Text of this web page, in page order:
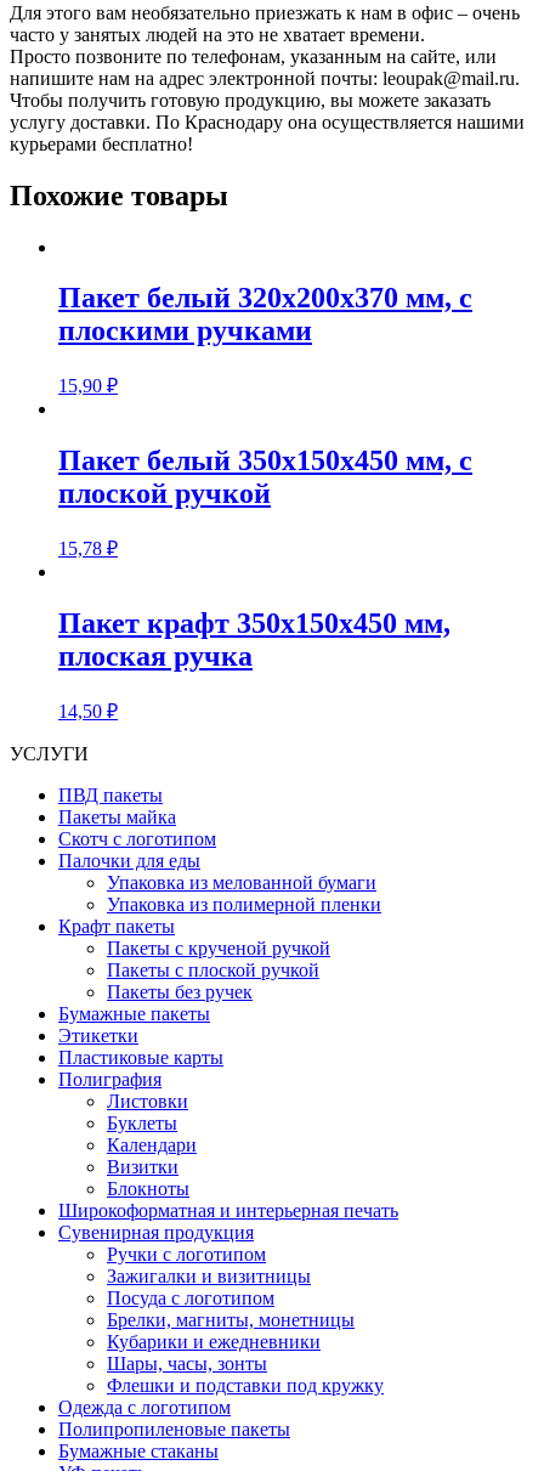
Для этого вам необязательно приезжать к нам в офис – очень
часто у занятых людей на это не хватает времени.
Просто позвоните по телефонам, указанным на сайте, или
напишите нам на адрес электронной почты: leoupak@mail.ru.
Чтобы получить готовую продукцию, вы можете заказать
услугу доставки. По Краснодару она осуществляется нашими
курьерами бесплатно!
Похожие товары
Пакет белый 320х200х370 мм, с
плоскими ручками
15,90 ₽
Пакет белый 350х150х450 мм, с
плоской ручкой
15,78 ₽
Пакет крафт 350х150х450 мм,
плоская ручка
14,50 ₽
УСЛУГИ
ПВД пакеты
Пакеты майка
Скотч с логотипом
Палочки для еды
Упаковка из мелованной бумаги
Упаковка из полимерной пленки
Крафт пакеты
Пакеты с крученой ручкой
Пакеты с плоской ручкой
Пакеты без ручек
Бумажные пакеты
Этикетки
Пластиковые карты
Полиграфия
Листовки
Буклеты
Календари
Визитки
Блокноты
Широкоформатная и интерьерная печать
Сувенирная продукция
Ручки с логотипом
Зажигалки и визитницы
Посуда с логотипом
Брелки, магниты, монетницы
Кубарики и ежедневники
Шары, часы, зонты
Флешки и подставки под кружку
Одежда с логотипом
Полипропиленовые пакеты
Бумажные стаканы